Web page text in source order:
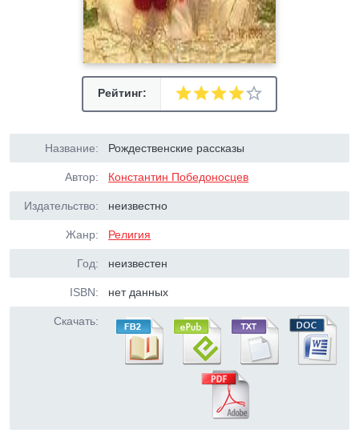
Рейтинг:
Название: Рождественские рассказы
Автор: Константин Победоносцев
Издательство: неизвестно
Жанр: Религия
Год: неизвестен
ISBN: нет данных
Скачать: